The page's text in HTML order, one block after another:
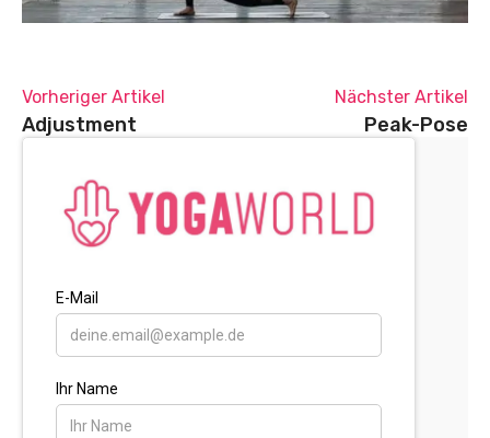
Vorheriger Artikel
Adjustment
Nächster Artikel
Peak-Pose